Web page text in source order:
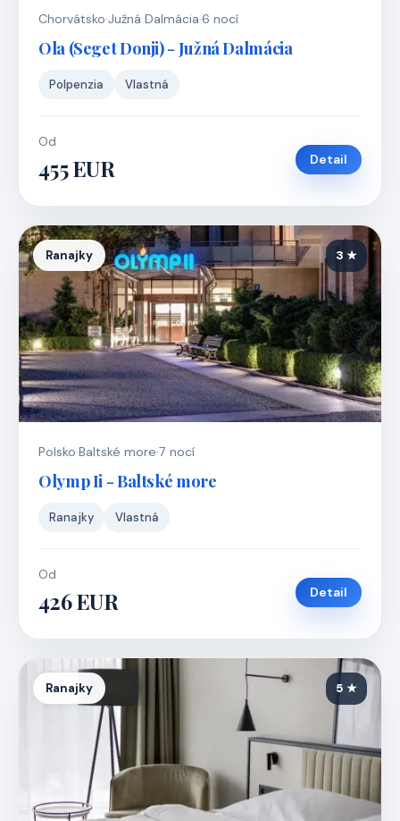
Chorvátsko·Južná Dalmácia·6 nocí
Ola (Seget Donji) - Južná Dalmácia
Polpenzia Vlastná
Od
455 EUR Detail
Ranajky 3 ★
Polsko·Baltské more·7 nocí
Olymp Ii - Baltské more
Ranajky Vlastná
Od
426 EUR Detail
Ranajky 5 ★